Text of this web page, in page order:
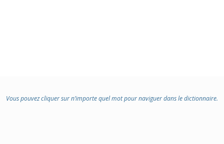
Vous pouvez cliquer sur n’importe quel mot pour naviguer dans le dictionnaire.